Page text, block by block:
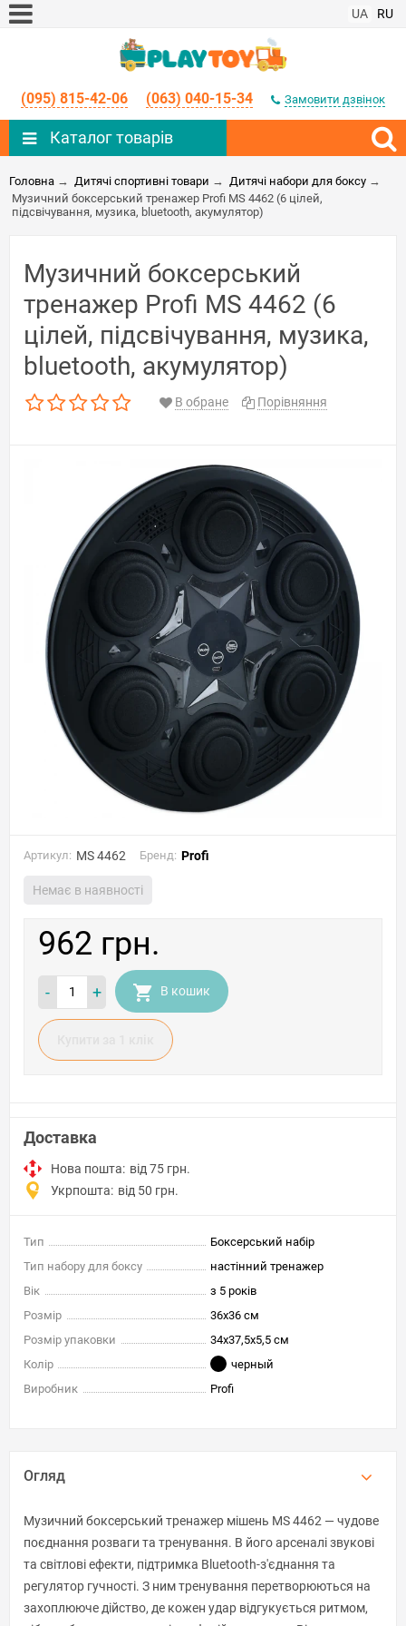
UA RU
(095) 815-42-06 (063) 040-15-34 Замовити дзвінок
Каталог товарів
Головна → Дитячі спортивні товари → Дитячі набори для боксу →
Музичний боксерський тренажер Profi MS 4462 (6 цілей,
підсвічування, музика, bluetooth, акумулятор)
Музичний боксерський
тренажер Profi MS 4462 (6
цілей, підсвічування, музика,
bluetooth, акумулятор)
В обране Порівняння
Артикул: MS 4462 Бренд: Profi
Немає в наявності
962 грн.
- + В кошик
Доставка
Нова пошта: від 75 грн.
Укрпошта: від 50 грн.
Тип
Боксерський набір
Тип набору для боксу
настінний тренажер
Вік
з 5 років
Розмір
36x36 см
Розмір упаковки
34x37,5x5,5 см
Колір
черный
Виробник
Profi
Огляд
Музичний боксерський тренажер мішень MS 4462 — чудове
поєднання розваги та тренування. В його арсеналі звукові
та світлові ефекти, підтримка Bluetooth-з'єднання та
регулятор гучності. З ним тренування перетворюються на
захоплююче дійство, де кожен удар відгукується ритмом,